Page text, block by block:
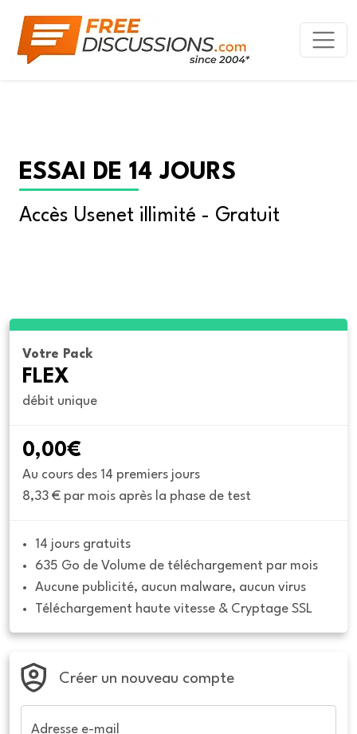
ESSAI DE 14 JOURS
Accès Usenet illimité - Gratuit
Votre Pack
FLEX
débit unique
0,00€
Au cours des 14 premiers jours
8,33 € par mois après la phase de test
14 jours gratuits
635 Go de Volume de téléchargement par mois
Aucune publicité, aucun malware, aucun virus
Téléchargement haute vitesse & Cryptage SSL
Créer un nouveau compte
Adresse e-mail